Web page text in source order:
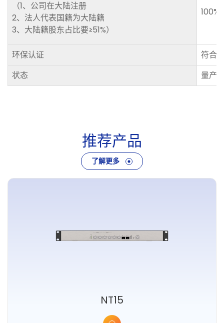
（1、公司在大陆注册
2、法人代表国籍为大陆籍
3、大陆籍股东占比要≥51%）
100%
环保认证
符合
状态
量产
推荐产品
了解更多
NT15